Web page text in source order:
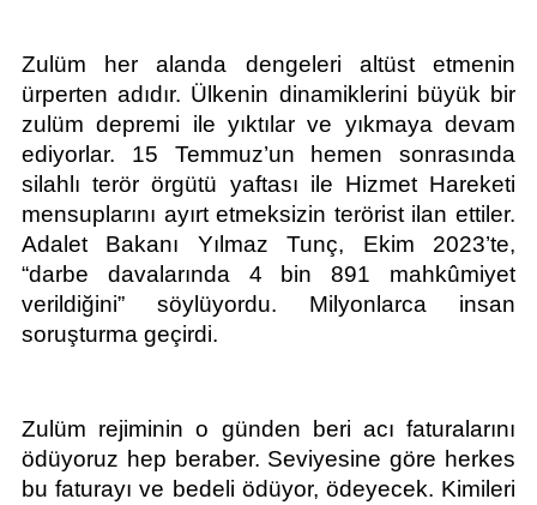
Zulüm her alanda dengeleri altüst etmenin
ürperten adıdır. Ülkenin dinamiklerini büyük bir
zulüm depremi ile yıktılar ve yıkmaya devam
ediyorlar. 15 Temmuz’un hemen sonrasında
silahlı terör örgütü yaftası ile Hizmet Hareketi
mensuplarını ayırt etmeksizin terörist ilan ettiler.
Adalet Bakanı Yılmaz Tunç, Ekim 2023’te,
“darbe davalarında 4 bin 891 mahkûmiyet
verildiğini” söylüyordu. Milyonlarca insan
soruşturma geçirdi.
Zulüm rejiminin o günden beri acı faturalarını
ödüyoruz hep beraber. Seviyesine göre herkes
bu faturayı ve bedeli ödüyor, ödeyecek. Kimileri